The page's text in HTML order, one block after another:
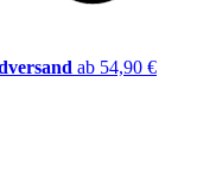
ab 54,90 €